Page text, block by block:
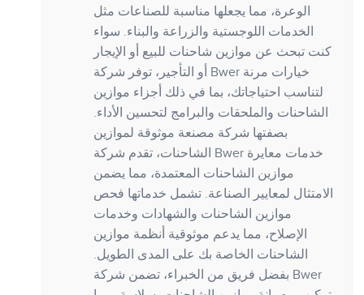
الوعرة، مما يجعلها مناسبة للصناعات مثل
الخدمات اللوجستية والزراعة والبناء. سواء
كنت تبحث عن موازين شاحنات للبيع أو الإيجار
أو التأجير، توفر شركة Bwer خيارات مرنة
لتناسب احتياجاتك، بما في ذلك أجزاء موازين
الشاحنات والملحقات والبرامج لتحسين الأداء.
بصفتها شركة مصنعة موثوقة لموازين
الشاحنات، تقدم شركة Bwer خدمات معايرة
موازين الشاحنات المعتمدة، مما يضمن
الامتثال لمعايير الصناعة. تشمل خدماتها فحص
موازين الشاحنات والشهادات وخدمات
الإصلاح، مما يدعم موثوقية أنظمة موازين
الشاحنات الخاصة بك على المدى الطويل.
بفضل فريق من الخبراء، تضمن شركة Bwer